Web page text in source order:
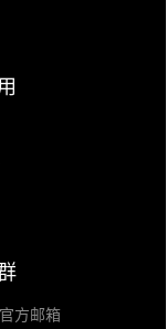
方邮箱